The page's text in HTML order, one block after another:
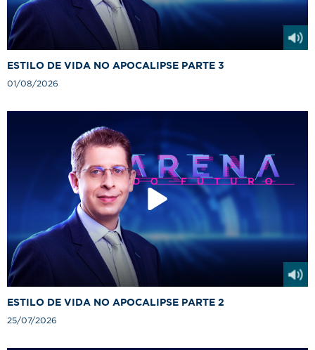
ESTILO DE VIDA NO APOCALIPSE PARTE 3
01/08/2026
ESTILO DE VIDA NO APOCALIPSE PARTE 2
25/07/2026